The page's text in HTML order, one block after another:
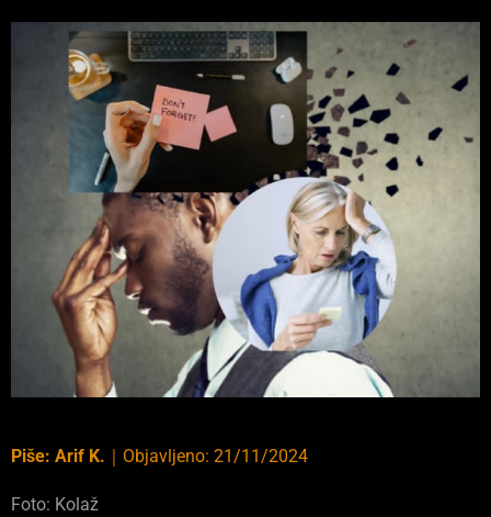
Piše: Arif K. Objavljeno: 21/11/2024
Foto: Kolaž